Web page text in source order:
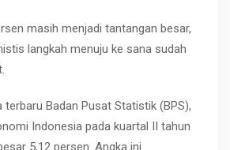
masih menjadi tantangan besar,
langkah menuju ke sana sudah
terbaru Badan Pusat Statistik (BPS),
Indonesia pada kuartal II tahun
5,12 persen. Angka ini